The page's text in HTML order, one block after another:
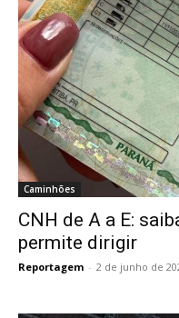
Caminhões
CNH de A a E:
permite dirigir
Reportagem - 2 de junho de